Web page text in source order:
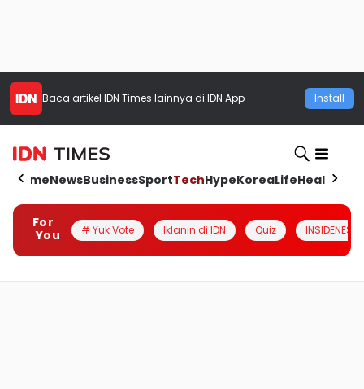
Baca artikel IDN Times lainnya di IDN App Install
HomeNewsBusinessSportTechHypeKoreaLifeHealth
For
You
# Yuk Vote Iklanin di IDN Quiz INSIDENESIA